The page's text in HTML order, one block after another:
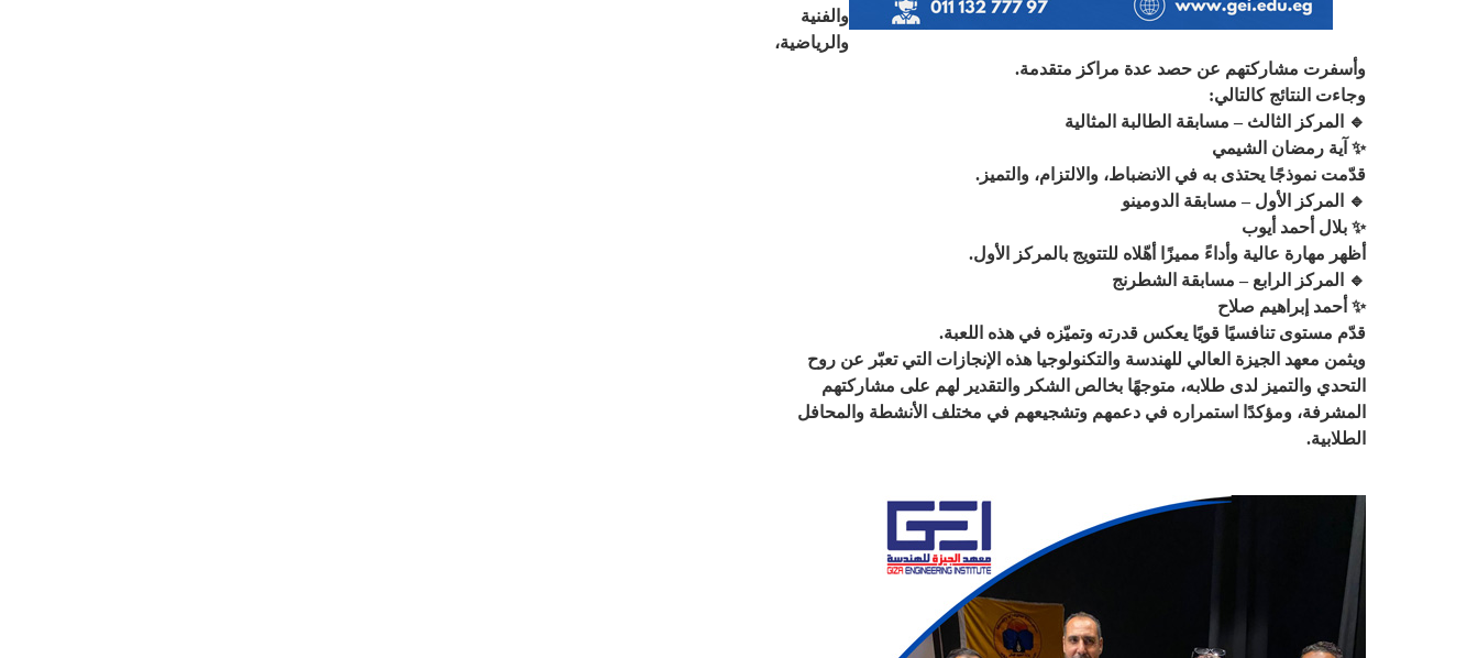
والفنية
والرياضية،
وأسفرت مشاركتهم عن حصد عدة مراكز متقدمة.
وجاءت النتائج كالتالي:
🔹 المركز الثالث – مسابقة الطالبة المثالية
✨ آية رمضان الشيمي
قدّمت نموذجًا يحتذى به في الانضباط، والالتزام، والتميز.
🔹 المركز الأول – مسابقة الدومينو
✨ بلال أحمد أيوب
أظهر مهارة عالية وأداءً مميزًا أهّلاه للتتويج بالمركز الأول.
🔹 المركز الرابع – مسابقة الشطرنج
✨ أحمد إبراهيم صلاح
قدّم مستوى تنافسيًا قويًا يعكس قدرته وتميّزه في هذه اللعبة.
ويثمن معهد الجيزة العالي للهندسة والتكنولوجيا هذه الإنجازات التي تعبّر عن روح
التحدي والتميز لدى طلابه، متوجهًا بخالص الشكر والتقدير لهم على مشاركتهم
المشرفة، ومؤكدًا استمراره في دعمهم وتشجيعهم في مختلف الأنشطة والمحافل
الطلابية.